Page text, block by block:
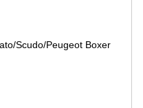
Scudo/Peugeot Boxer